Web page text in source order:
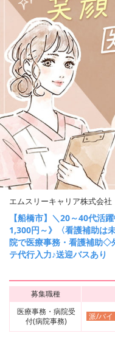
エムスリーキャリア株式会社
【船橋市】＼20～40代活
1,300円～》〈看護補助は
院で医療事務・看護補助◇
テ代行入力♪送迎バスあり
募集職種
医療事務・病院受
付(病院事務)
派/バイ